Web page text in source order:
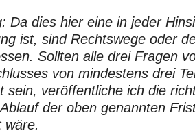
Da dies hier eine in jeder
ist, sind Rechtswege oder
Sollten alle drei Fragen
von mindestens drei
sein, veröffentliche ich die
der oben genannten
wäre.